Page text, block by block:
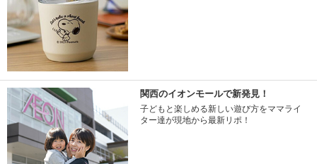
関西のイオンモールで新発見！
子どもと楽しめる新しい遊び方をママライ
ター達が現地から最新リポ！